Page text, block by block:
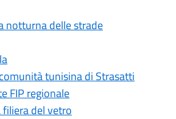
notturna delle strade
tunisina di Strasatti
FIP regionale
del vetro